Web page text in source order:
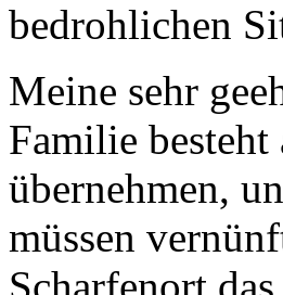
bedrohlichen
Meine sehr
Familie
übernehmen,
müssen